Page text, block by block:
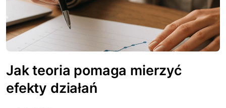
Jak teoria pomaga mierzyć
efekty działań